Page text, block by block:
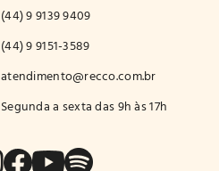
(44) 9 9139 9409
(44) 9 9151-3589
atendimento@recco.com.br
Segunda a sexta das 9h às 17h